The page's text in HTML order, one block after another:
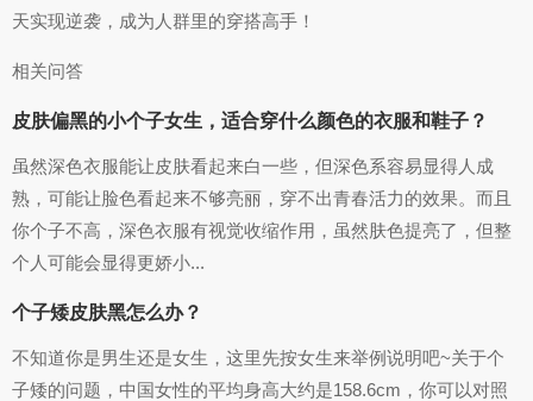
天实现逆袭，成为人群里的穿搭高手！
相关问答
皮肤偏黑的小个子女生，适合穿什么颜色的衣服和鞋子？
虽然深色衣服能让皮肤看起来白一些，但深色系容易显得人成
熟，可能让脸色看起来不够亮丽，穿不出青春活力的效果。而且
你个子不高，深色衣服有视觉收缩作用，虽然肤色提亮了，但整
个人可能会显得更娇小...
个子矮皮肤黑怎么办？
不知道你是男生还是女生，这里先按女生来举例说明吧~关于个
子矮的问题，中国女性的平均身高大约是158.6cm，你可以对照